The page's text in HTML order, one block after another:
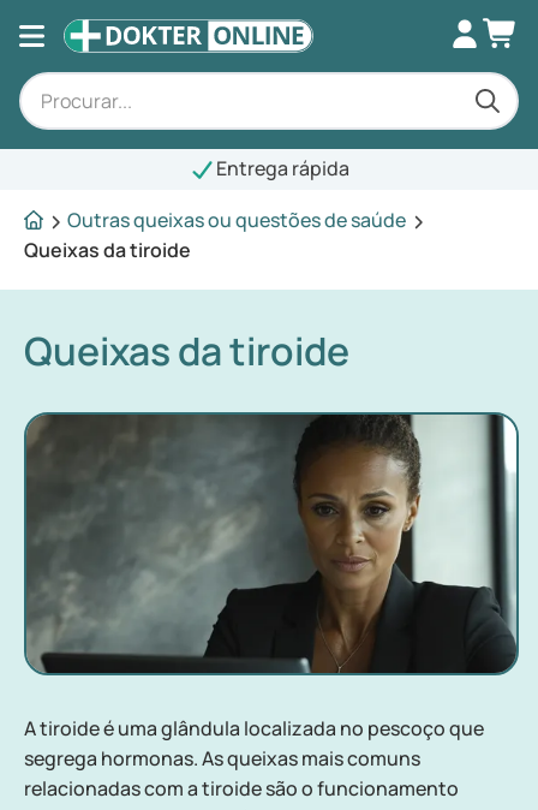
Entrega rápida
Outras queixas ou questões de saúde
Queixas da tiroide
Queixas da tiroide
A tiroide é uma glândula localizada no pescoço que
segrega hormonas. As queixas mais comuns
relacionadas com a tiroide são o funcionamento